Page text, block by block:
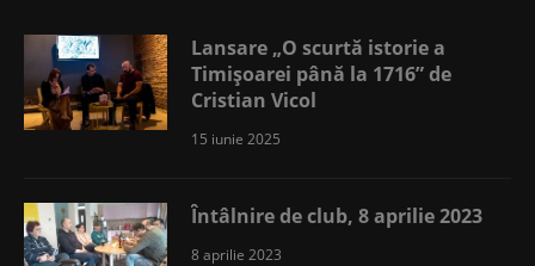
Lansare „O scurtă istorie a
Timișoarei până la 1716” de
Cristian Vicol
15 iunie 2025
Întâlnire de club, 8 aprilie 2023
8 aprilie 2023